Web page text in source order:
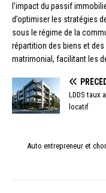
l’impact du passif
d’optimiser les stratégies
sous le régime de la
répartition des biens et
matrimonial, facilitant les
LDDS taux
locatif
Auto entrepreneur et